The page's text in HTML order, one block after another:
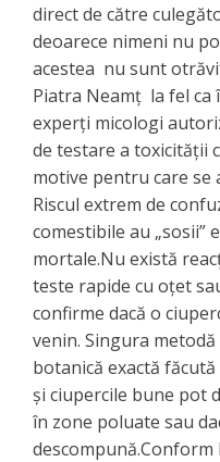
direct de către
deoarece nimeni nu
acestea nu sunt
Piatra Neamț la fel
experți micologi
de testare a toxicității
motive pentru care se
Riscul extrem de
comestibile au „sosii”
mortale.Nu există
teste rapide cu oțet
confirme dacă o
venin. Singura
botanică exactă
și ciupercile bune pot
în zone poluate sau
descompună.Conform